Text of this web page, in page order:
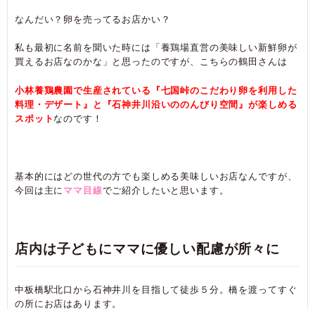
なんだい？卵を売ってるお店かい？
私も最初に名前を聞いた時には「養鶏場直営の美味しい新鮮卵が
買えるお店なのかな」と思ったのですが、こちらの鶴田さんは
小林養鶏農園で生産されている『七国峠のこだわり卵を利用した
料理・デザート』と『石神井川沿いののんびり空間』が楽しめる
スポットなのです！
基本的にはどの世代の方でも楽しめる美味しいお店なんですが、
今回は主にママ目線でご紹介したいと思います。
店内は子どもにママに優しい配慮が所々に
中板橋駅北口から石神井川を目指して徒歩５分。橋を渡ってすぐ
の所にお店はあります。